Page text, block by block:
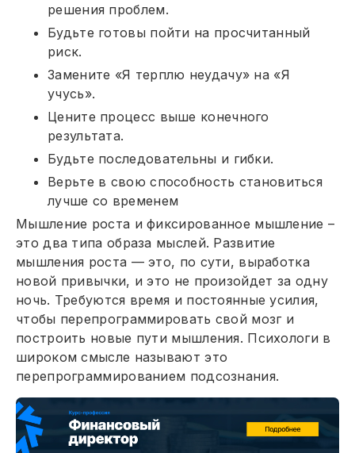
решения проблем.
Будьте готовы пойти на просчитанный
риск.
Замените «Я терплю неудачу» на «Я
учусь».
Цените процесс выше конечного
результата.
Будьте последовательны и гибки.
Верьте в свою способность становиться
лучше со временем
Мышление роста и фиксированное мышление –
это два типа образа мыслей. Развитие
мышления роста — это, по сути, выработка
новой привычки, и это не произойдет за одну
ночь. Требуются время и постоянные усилия,
чтобы перепрограммировать свой мозг и
построить новые пути мышления. Психологи в
широком смысле называют это
перепрограммированием подсознания.